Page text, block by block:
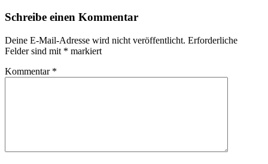
Schreibe einen Kommentar
Deine E-Mail-Adresse wird nicht veröffentlicht. Erforderliche
Felder sind mit * markiert
Kommentar *